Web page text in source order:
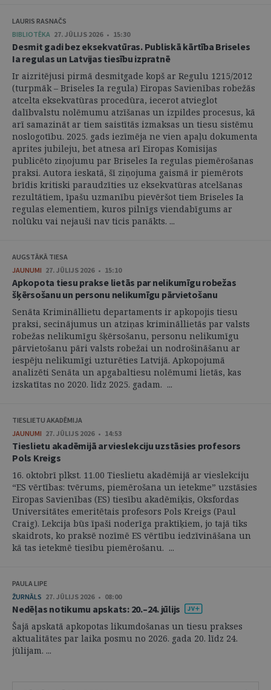
LAURIS RASNAČS
BIBLIOTĒKA 27. JŪLIJS 2026 • 15:30
Desmit gadi bez eksekvatūras. Publiskā kārtība Briseles
Ia regulas un Latvijas tiesību izpratnē
Ir aizritējusi pirmā desmitgade kopš ar Regulu 1215/2012
(turpmāk – Briseles Ia regula) Eiropas Savienības robežās
atcelta eksekvatūras procedūra, iecerot atvieglot
dalībvalstu nolēmumu atzīšanas un izpildes procesus, kā
arī samazināt ar tiem saistītās izmaksas un tiesu sistēmu
noslogotību. 2025. gads iezīmēja ne vien apaļu dokumenta
aprites jubileju, bet atnesa arī Eiropas Komisijas
publicēto ziņojumu par Briseles Ia regulas piemērošanas
praksi. Autora ieskatā, šī ziņojuma gaismā ir piemērots
brīdis kritiski paraudzīties uz eksekvatūras atcelšanas
rezultātiem, īpašu uzmanību pievēršot tiem Briseles Ia
regulas elementiem, kuros pilnīgs viendabīgums ar
nolūku vai nejauši nav ticis panākts. ...
AUGSTĀKĀ TIESA
JAUNUMI 27. JŪLIJS 2026 • 15:10
Apkopota tiesu prakse lietās par nelikumīgu robežas
šķērsošanu un personu nelikumīgu pārvietošanu
Senāta Krimināllietu departaments ir apkopojis tiesu
praksi, secinājumus un atziņas krimināllietās par valsts
robežas nelikumīgu šķērsošanu, personu nelikumīgu
pārvietošanu pāri valsts robežai un nodrošināšanu ar
iespēju nelikumīgi uzturēties Latvijā. Apkopojumā
analizēti Senāta un apgabaltiesu nolēmumi lietās, kas
izskatītas no 2020. līdz 2025. gadam. ...
TIESLIETU AKADĒMIJA
JAUNUMI 27. JŪLIJS 2026 • 14:53
Tieslietu akadēmijā ar vieslekciju uzstāsies profesors
Pols Kreigs
16. oktobrī plkst. 11.00 Tieslietu akadēmijā ar vieslekciju
“ES vērtības: tvērums, piemērošana un ietekme” uzstāsies
Eiropas Savienības (ES) tiesību akadēmiķis, Oksfordas
Universitātes emeritētais profesors Pols Kreigs (Paul
Craig). Lekcija būs īpaši noderīga praktiķiem, jo tajā tiks
skaidrots, ko praksē nozīmē ES vērtību iedzīvināšana un
kā tas ietekmē tiesību piemērošanu. ...
PAULA LIPE
ŽURNĀLS 27. JŪLIJS 2026 • 08:00
Nedēļas notikumu apskats: 20.–24. jūlijs
Šajā apskatā apkopotas likumdošanas un tiesu prakses
aktualitātes par laika posmu no 2026. gada 20. līdz 24.
jūlijam. ...